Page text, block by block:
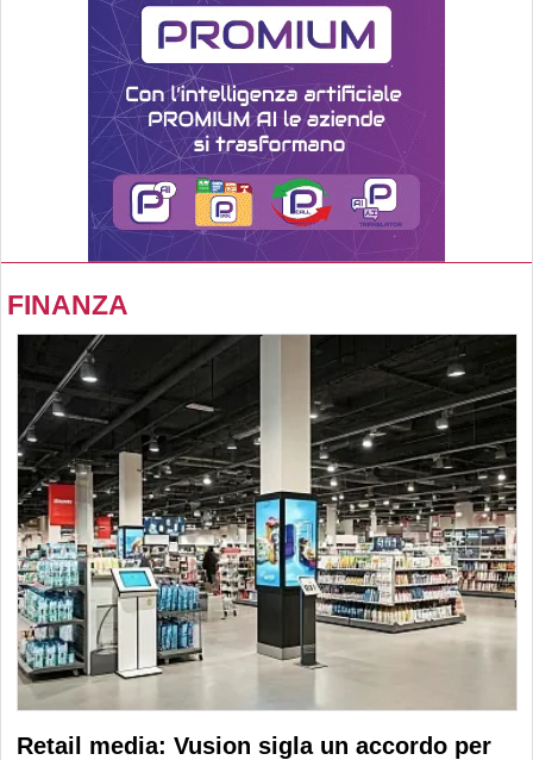
FINANZA
Retail media: Vusion sigla un accordo per